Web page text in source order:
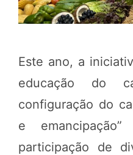
Este ano, a
educação do
configuração do
e
participação de